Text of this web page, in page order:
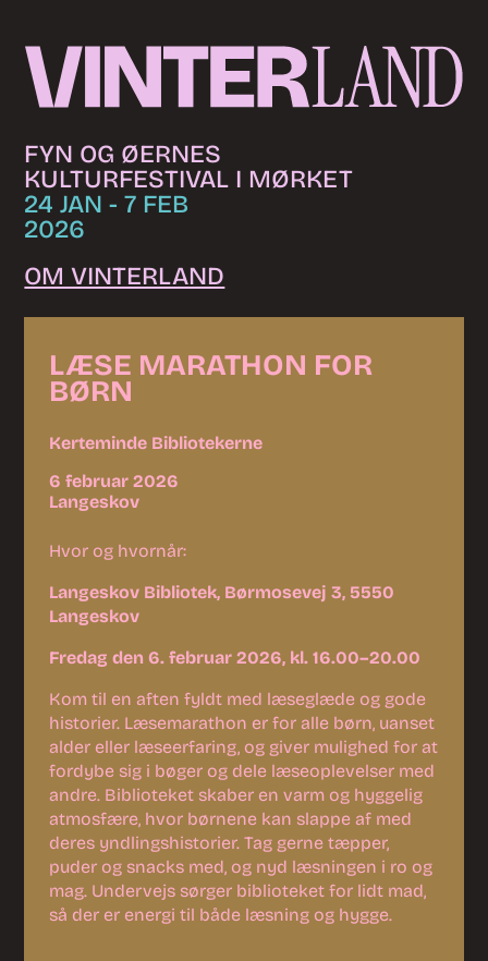
FYN OG ØERNES
KULTURFESTIVAL I MØRKET
24 JAN - 7 FEB
2026
OM VINTERLAND
LÆSE MARATHON FOR
BØRN
Kerteminde Bibliotekerne
6 februar 2026
Langeskov
Hvor og hvornår:
Langeskov Bibliotek, Børmosevej 3, 5550
Langeskov
Fredag den 6. februar 2026, kl. 16.00–20.00
Kom til en aften fyldt med læseglæde og gode
historier. Læsemarathon er for alle børn, uanset
alder eller læseerfaring, og giver mulighed for at
fordybe sig i bøger og dele læseoplevelser med
andre. Biblioteket skaber en varm og hyggelig
atmosfære, hvor børnene kan slappe af med
deres yndlingshistorier. Tag gerne tæpper,
puder og snacks med, og nyd læsningen i ro og
mag. Undervejs sørger biblioteket for lidt mad,
så der er energi til både læsning og hygge.